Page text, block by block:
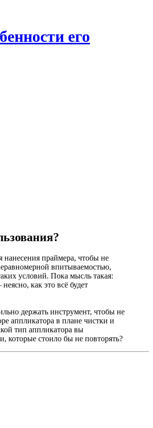
его
нанесения праймера, чтобы не
впитываемостью,
условий. Пока мысль такая:
как это всё будет
держать инструмент, чтобы не
аппликатора в плане чистки и
тип аппликатора вы
которые стоило бы не повторять?